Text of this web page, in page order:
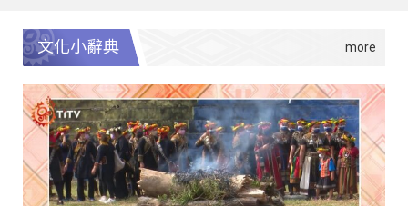
文化小辭典